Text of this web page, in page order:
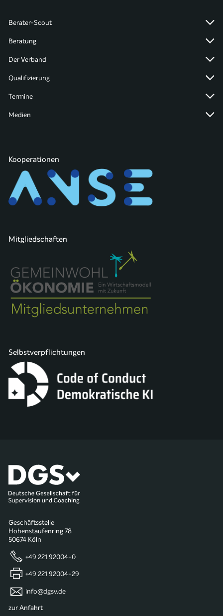
Berater-Scout
Beratung
Der Verband
Qualifizierung
Termine
Medien
Kooperationen
Mitgliedschaften
Selbstverpflichtungen
Geschäftsstelle
Hohenstaufenring 78
50674 Köln
+49 221 92004-0
+49 221 92004-29
info@dgsv.de
zur Anfahrt